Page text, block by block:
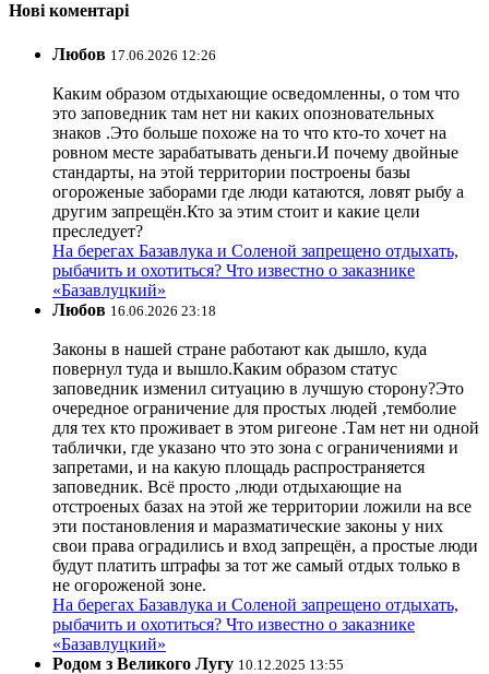
Нові коментарі
Любов 17.06.2026 12:26
Каким образом отдыхающие осведомленны, о том что
это заповедник там нет ни каких опозновательных
знаков .Это больше похоже на то что кто-то хочет на
ровном месте зарабатывать деньги.И почему двойные
стандарты, на этой территории построены базы
огороженые заборами где люди катаются, ловят рыбу а
другим запрещён.Кто за этим стоит и какие цели
преследует?
На берегах Базавлука и Соленой запрещено отдыхать,
рыбачить и охотиться? Что известно о заказнике
«Базавлуцкий»
Любов 16.06.2026 23:18
Законы в нашей стране работают как дышло, куда
повернул туда и вышло.Каким образом статус
заповедник изменил ситуацию в лучшую сторону?Это
очередное ограничение для простых людей ,темболие
для тех кто проживает в этом ригеоне .Там нет ни одной
таблички, где указано что это зона с ограничениями и
запретами, и на какую площадь распространяется
заповедник. Всё просто ,люди отдыхающие на
отстроеных базах на этой же территории ложили на все
эти постановления и маразматические законы у них
свои права оградились и вход запрещён, а простые люди
будут платить штрафы за тот же самый отдых только в
не огороженой зоне.
На берегах Базавлука и Соленой запрещено отдыхать,
рыбачить и охотиться? Что известно о заказнике
«Базавлуцкий»
Родом з Великого Лугу 10.12.2025 13:55